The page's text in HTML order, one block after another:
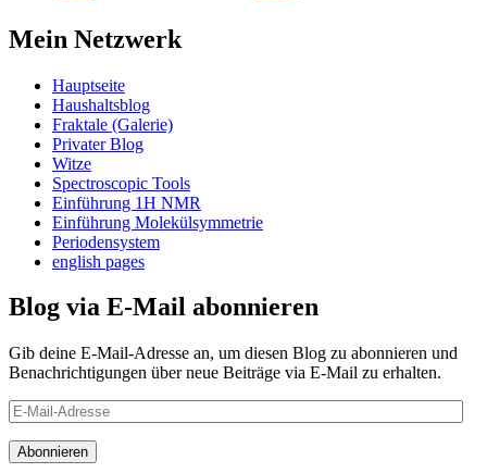
Mein Netzwerk
Hauptseite
Haushaltsblog
Fraktale (Galerie)
Privater Blog
Witze
Spectroscopic Tools
Einführung 1H NMR
Einführung Molekülsymmetrie
Periodensystem
english pages
Blog via E-Mail abonnieren
Gib deine E-Mail-Adresse an, um diesen Blog zu abonnieren und
Benachrichtigungen über neue Beiträge via E-Mail zu erhalten.
E-
Mail-
Adresse
Abonnieren